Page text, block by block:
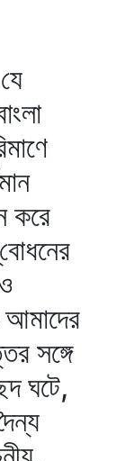
করে
সঙ্গে
ঘটে,